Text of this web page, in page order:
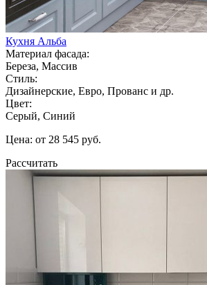
Кухня Альба
Материал фасада:
Береза, Массив
Стиль:
Дизайнерские, Евро, Прованс и др.
Цвет:
Серый, Синий
Цена: от 28 545 руб.
Рассчитать